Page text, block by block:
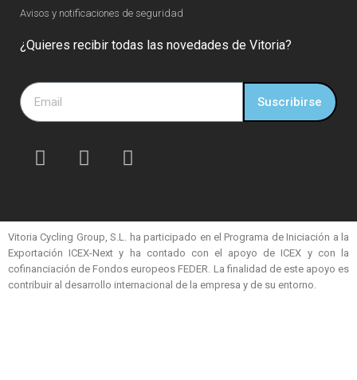
Avisos y notificaciones de seguridad
¿Quieres recibir todas las novedades de Vitoria?
Suscribirse
Vitoria Cycling Group, S.L. ha participado en el Programa de Iniciación a la
Exportación ICEX-Next y ha contado con el apoyo de ICEX y con la
cofinanciación de Fondos europeos FEDER. La finalidad de este apoyo es
contribuir al desarrollo internacional de la empresa y de su entorno.